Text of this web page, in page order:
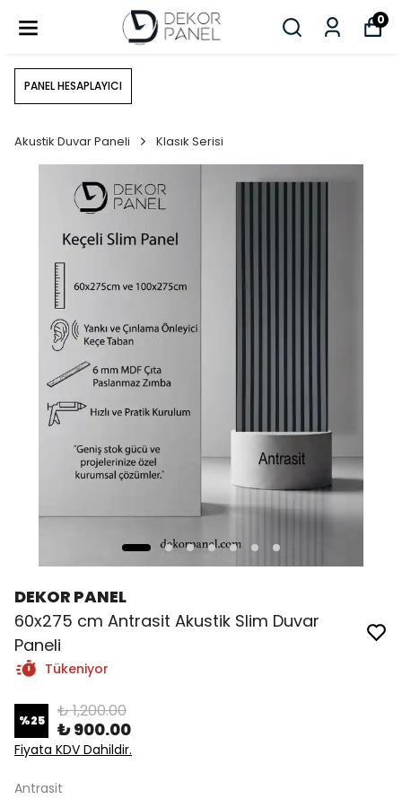
0
PANEL HESAPLAYICI
Akustik Duvar Paneli Klasık Serisi
DEKOR PANEL
60x275 cm Antrasit Akustik Slim Duvar
Paneli
Tükeniyor
%25 ₺ 1,200.00
₺ 900.00
Fiyata KDV Dahildir.
Antrasit